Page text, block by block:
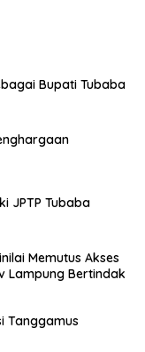
Bupati Tubaba
JPTP Tubaba
Memutus Akses
Lampung Bertindak
Tanggamus